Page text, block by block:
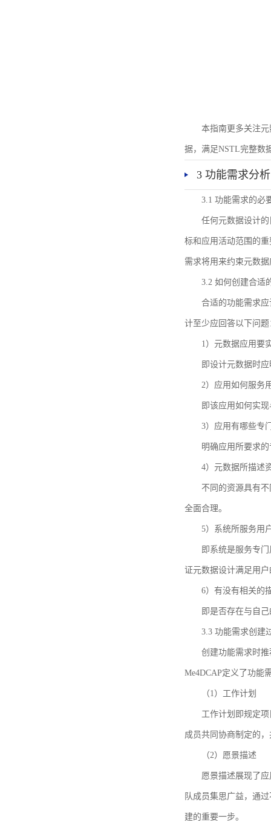
本指南更多关注
据，满足NSTL完整数
3 功能需求分析
3.1 功能需求的必
任何元数据设计
标和应用活动范围的
需求将用来约束元数
3.2 如何创建合适
合适的功能需求
计至少应回答以下问题
1）元数据应用要
即设计元数据时
2）应用如何服务
即该应用如何实
3）应用有哪些专
明确应用所要求
4）元数据所描述
不同的资源具有
全面合理。
5）系统所服务用
即系统是服务专
证元数据设计满足用
6）有没有相关的
即是否存在与自
3.3 功能需求创建
创建功能需求时推
Me4DCAP定义了功能
（1）工作计划
工作计划即规定
成员共同协商制定的
（2）愿景描述
愿景描述展现了
队成员集思广益，通
建的重要一步。